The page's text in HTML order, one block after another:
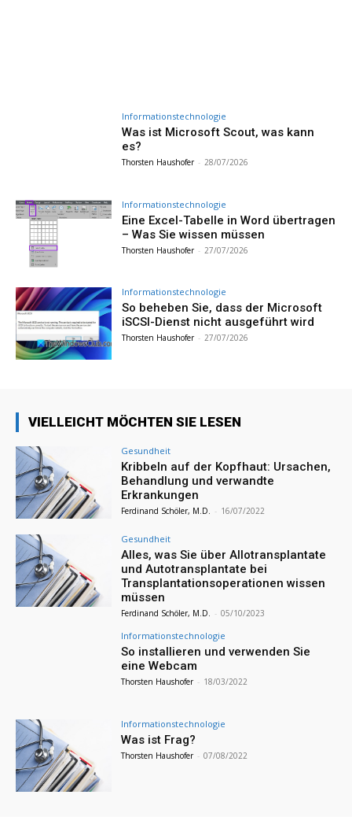
Informationstechnologie
Was ist Microsoft Scout, was kann
es?
Thorsten Haushofer - 28/07/2026
Informationstechnologie
Eine Excel-Tabelle in Word übertragen
– Was Sie wissen müssen
Thorsten Haushofer - 27/07/2026
Informationstechnologie
So beheben Sie, dass der Microsoft
iSCSI-Dienst nicht ausgeführt wird
Thorsten Haushofer - 27/07/2026
VIELLEICHT MÖCHTEN SIE LESEN
Gesundheit
Kribbeln auf der Kopfhaut: Ursachen,
Behandlung und verwandte
Erkrankungen
Ferdinand Schöler, M.D. - 16/07/2022
Gesundheit
Alles, was Sie über Allotransplantate
und Autotransplantate bei
Transplantationsoperationen wissen
müssen
Ferdinand Schöler, M.D. - 05/10/2023
Informationstechnologie
So installieren und verwenden Sie
eine Webcam
Thorsten Haushofer - 18/03/2022
Informationstechnologie
Was ist Frag?
Thorsten Haushofer - 07/08/2022